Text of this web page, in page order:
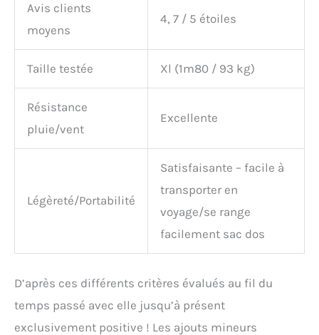
Avis clients
moyens
4, 7 / 5 étoiles
Taille testée Xl (1m80 / 93 kg)
Résistance
pluie/vent
Excellente
Légèreté/Portabilité
Satisfaisante – facile à
transporter en
voyage/se range
facilement sac dos
D’après ces différents critères évalués au fil du
temps passé avec elle jusqu’à présent
exclusivement positive ! Les ajouts mineurs